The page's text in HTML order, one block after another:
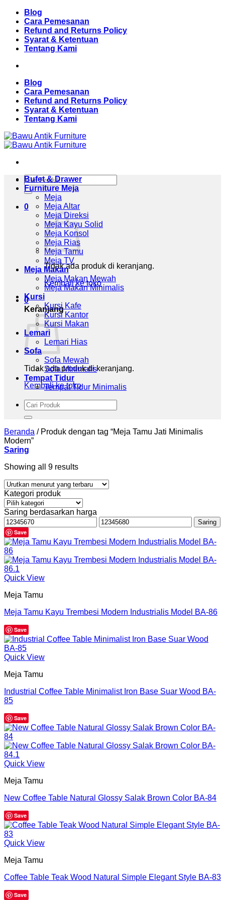
Skip
content
Blog
Cara Pemesanan
Refund and Returns Policy
Syarat & Ketentuan
Tentang Kami
Blog
Cara Pemesanan
Refund and Returns Policy
Syarat & Ketentuan
Tentang Kami
Pencarian
untuk:
0
Tidak ada produk di keranjang.
Kembali ke toko
0
Keranjang
Tidak ada produk di keranjang.
Kembali ke toko
Bufet & Drawer
Furniture Meja
Meja
Meja Altar
Meja Direksi
Meja Kayu Solid
Meja Konsol
Meja Rias
Meja Tamu
Meja TV
Meja Makan
Meja Makan Mewah
Meja Makan Minimalis
Kursi
Kursi Kafe
Kursi Kantor
Kursi Makan
Lemari
Lemari Hias
Sofa
Sofa Mewah
Sofa Minimalis
Tempat Tidur
Tempat Tidur Minimalis
Pencarian
untuk:
Beranda /Produk dengan tag “Meja Tamu Jati Minimalis
Modern”
Saring
Showing all 9 results
Kategori produk
Saring berdasarkan harga
Harga
terendah
Harga
tertinggi
Saring
Save
Quick View
Meja Tamu
Meja Tamu Kayu Trembesi Modern Industrialis Model BA-86
Save
Quick View
Meja Tamu
Industrial Coffee Table Minimalist Iron Base Suar Wood BA-
85
Save
Quick View
Meja Tamu
New Coffee Table Natural Glossy Salak Brown Color BA-84
Save
Quick View
Meja Tamu
Coffee Table Teak Wood Natural Simple Elegant Style BA-83
Save